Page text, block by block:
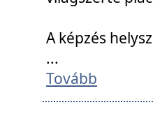
A képzés
...
Tovább